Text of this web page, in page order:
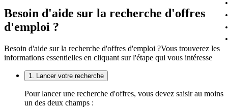
Besoin d'aide sur la recherche d'offres
d'emploi ?
Besoin d'aide sur la recherche d'offres d'emploi ?Vous trouverez les
informations essentielles en cliquant sur l'étape qui vous intéresse
1. Lancer votre recherche
Pour lancer une recherche d'offres, vous devez saisir au moins
un des deux champs :